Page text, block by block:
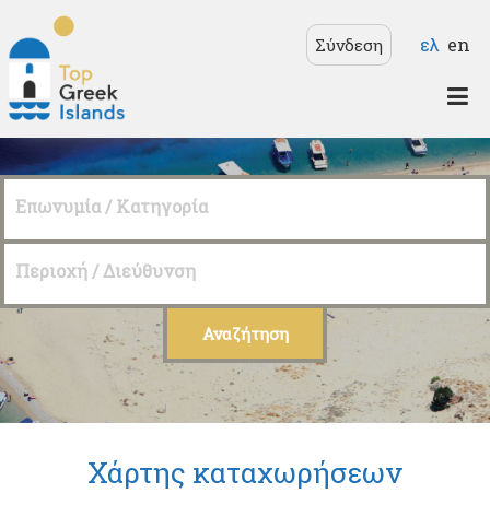
κυρίως περιεχόμενο
Top
Greek
Islands
Σύνδεση ελ en
Επωνυμία / Κατηγορία
Περιοχή / Διεύθυνση
Χάρτης καταχωρήσεων